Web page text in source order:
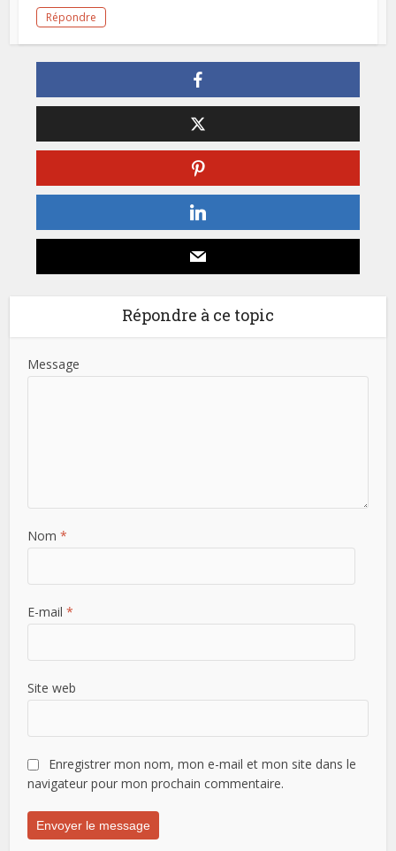
Répondre
Répondre à ce topic
Message
Nom*
E-mail*
Site web
Enregistrer mon nom, mon e-mail et mon site dans le
navigateur pour mon prochain commentaire.